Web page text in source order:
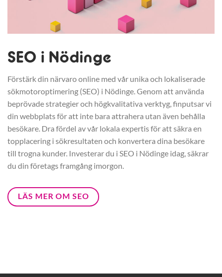
SEO i Nödinge
Förstärk din närvaro online med vår unika och lokaliserade
sökmotoroptimering (SEO) i Nödinge. Genom att använda
beprövade strategier och högkvalitativa verktyg, finputsar vi
din webbplats för att inte bara attrahera utan även behålla
besökare. Dra fördel av vår lokala expertis för att säkra en
topplacering i sökresultaten och konvertera dina besökare
till trogna kunder. Investerar du i SEO i Nödinge idag, säkrar
du din företags framgång imorgon.
LÄS MER OM SEO